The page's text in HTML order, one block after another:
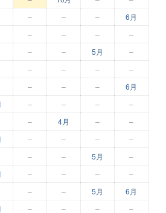
– – –
6月
– – – –
– – 5月
–
– – – –
– – –
6月
– – – –
– 4月 –
–
– – – –
– – 5月
–
– – – –
– – 5月
6月
– – – –